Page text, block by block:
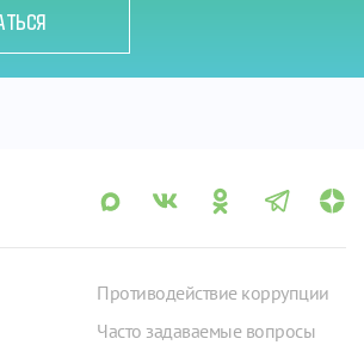
Противодействие коррупции
Часто задаваемые вопросы